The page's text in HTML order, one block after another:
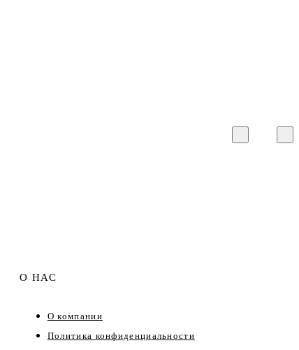
О НАС
О компании
Политика конфиденциальности